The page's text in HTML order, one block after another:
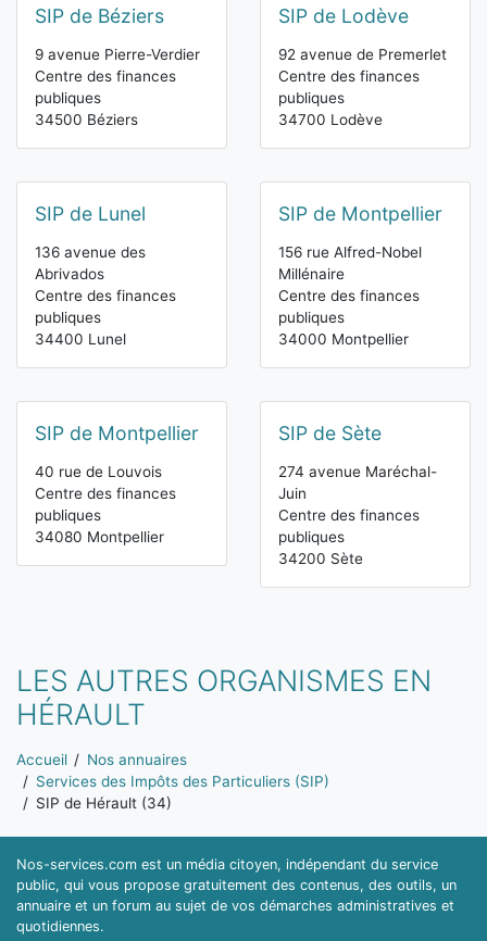
SIP de Béziers
9 avenue Pierre-Verdier
Centre des finances
publiques
34500 Béziers
SIP de Lodève
92 avenue de Premerlet
Centre des finances
publiques
34700 Lodève
SIP de Lunel
136 avenue des
Abrivados
Centre des finances
publiques
34400 Lunel
SIP de Montpellier
156 rue Alfred-Nobel
Millénaire
Centre des finances
publiques
34000 Montpellier
SIP de Montpellier
40 rue de Louvois
Centre des finances
publiques
34080 Montpellier
SIP de Sète
274 avenue Maréchal-
Juin
Centre des finances
publiques
34200 Sète
LES AUTRES ORGANISMES EN
HÉRAULT
Vous êtes ici:
Accueil
Nos annuaires
Services des Impôts des Particuliers (SIP)
SIP de Hérault (34)
Nos-services.com est un média citoyen, indépendant du service
public, qui vous propose gratuitement des contenus, des outils, un
annuaire et un forum au sujet de vos démarches administratives et
quotidiennes.